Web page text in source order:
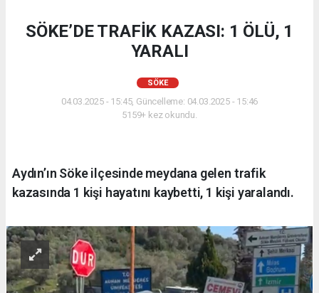
SÖKE’DE TRAFİK KAZASI: 1 ÖLÜ, 1
YARALI
SÖKE
04.03.2025 - 15:45, Güncelleme: 04.03.2025 - 15:46
5159+ kez okundu.
Aydın’ın Söke ilçesinde meydana gelen trafik
kazasında 1 kişi hayatını kaybetti, 1 kişi yaralandı.